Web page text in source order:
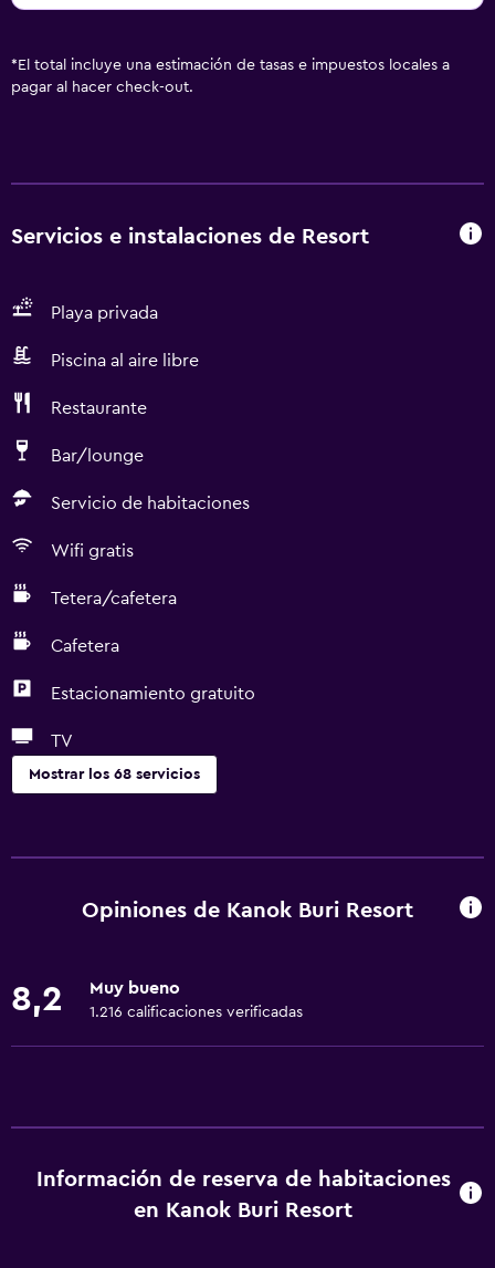
* El total incluye una estimación de tasas e impuestos locales a
pagar al hacer check-out.
Servicios e instalaciones de Resort
Playa privada
Piscina al aire libre
Restaurante
Bar/lounge
Servicio de habitaciones
Wifi gratis
Tetera/cafetera
Cafetera
Estacionamiento gratuito
TV
Mostrar los 68 servicios
Ducha
Secador de pelo
Opiniones de Kanok Buri Resort
8,2 Muy bueno
1.216 calificaciones verificadas
Información de reserva de habitaciones
en Kanok Buri Resort